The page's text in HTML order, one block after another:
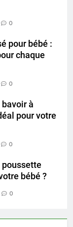
0
pour bébé :
chaque
0
à
pour votre
0
bébé ?
0